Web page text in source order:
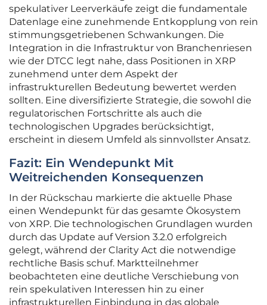
spekulativer Leerverkäufe zeigt die fundamentale
Datenlage eine zunehmende Entkopplung von rein
stimmungsgetriebenen Schwankungen. Die
Integration in die Infrastruktur von Branchenriesen
wie der DTCC legt nahe, dass Positionen in XRP
zunehmend unter dem Aspekt der
infrastrukturellen Bedeutung bewertet werden
sollten. Eine diversifizierte Strategie, die sowohl die
regulatorischen Fortschritte als auch die
technologischen Upgrades berücksichtigt,
erscheint in diesem Umfeld als sinnvollster Ansatz.
Fazit: Ein Wendepunkt Mit
Weitreichenden Konsequenzen
In der Rückschau markierte die aktuelle Phase
einen Wendepunkt für das gesamte Ökosystem
von XRP. Die technologischen Grundlagen wurden
durch das Update auf Version 3.2.0 erfolgreich
gelegt, während der Clarity Act die notwendige
rechtliche Basis schuf. Marktteilnehmer
beobachteten eine deutliche Verschiebung von
rein spekulativen Interessen hin zu einer
infrastrukturellen Einbindung in das globale